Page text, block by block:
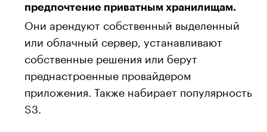
предпочтение приватным хранилищам.
Они арендуют собственный выделенный
или облачный сервер, устанавливают
собственные решения или берут
преднастроенные провайдером
приложения. Также набирает популярность
S3.